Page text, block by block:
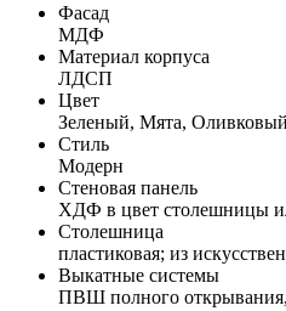
Фасад
МДФ
Материал корпуса
ЛДСП
Цвет
Зеленый, Мята, Оливковый
Стиль
Модерн
Стеновая панель
ХДФ в цвет столешницы
Столешница
пластиковая; из
Выкатные системы
ПВШ полного